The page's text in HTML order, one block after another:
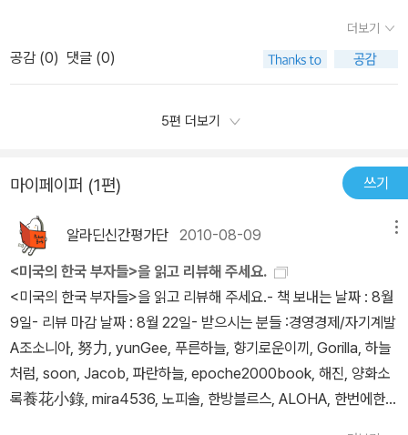
만 보고 조앤 롤링을 운이 좋거나 하루아침에 재벌이 된 사람으로 생
사장 채동석채동석 사장은 농고 졸업 후 우유대리점을 운영하다가 실
세차장 직원 그리고 창문 조립회사 등에서 닥치는 대로 일했다. 막노
동을 통해 번 돈으로 고물트럭 한 대를 마련해 사업밑천을 삼았다. 현
재 미 동부지역 육류 도매업계에서 내로라하는 기업으로 성장한 채스
푸드는 연매출 390억 원을 올리고 있다. 채스푸드는 직원들의 평균
연봉 1억 원이 넘는 꿈의 회사로 이 지역 젊은이들이 가장 선호하는
기업 중 하나이다.
길이 있다.' 이 책을 읽으면서 느끼는 위안이자 채찍이다.
해야 합니다. 그렇지만프라이드도 꼭 가지고있어야 합니다...(중략) -
72
사실이다. 지금은 세계가 지구촌 시대라고 일컬어질 만큼 정보의 교
환이 빨라져서 그러한 메리트는 많이 없어졌다고 해도 드넓은 땅에
여유롭게 생활하는 미국인들을 보면 왠지 모르게 부럽기도 하다. 일
찍부터 자본주의가 발달해서 성과주의를 가장 먼저 내세운 곳도 바로
런 곳에서 살아남은 한국인들이 있다. 정말 세계 경제를 주름잡는 대
부호는 아니지만, 나름대로 미국에서는 성공했다고 여겨지며 사회의
한 역할을 담당하고 있는 그들의 모습에서는 왠지 모를 악착같음과
여유로움이 함께 느껴진다. 그들이 처음부터 부자는 아니었듯이 어떻
게 하면 성공을 할 수 있었는지 성공 스토리를 듣다보면 나도 왠지 성
공할 수 있지 않을까 하는막연한 기대감이 들었다. 이 책에 등장하는
사람들은 대부분 기업을 운영하고 있는 CEO이다. 경쟁이 치열한 미
국에서 그들이 살아남는 경영 철학으로 그들은 하나같이 한국적인 가
족적 기업문화라 일컫는다. 최근 한국에서는 오랫동안 유지해온 호봉
제도를 없애고 성과에 따른 연봉제를 도입하며 경쟁적인 문화를 조성
더보기
공감 (0) 댓글 (0)
5편 더보기
마이페이퍼 (1편) 쓰기
알라딘신간평가단 2010-08-09
<미국의 한국 부자들>을 읽고 리뷰해 주세요.
<미국의 한국 부자들>을 읽고 리뷰해 주세요.- 책 보내는 날짜 : 8월
9일- 리뷰 마감 날짜 : 8월 22일- 받으시는 분들 :경영경제/자기계발
A조소니아, 努力, yunGee, 푸른하늘, 향기로운이끼, Gorilla, 하늘
처럼, soon, Jacob, 파란하늘, epoche2000book, 해진, 양화소
록養花小錄, mira4536, 노피솔, 한방블르스, ALOHA, 한번에한걸